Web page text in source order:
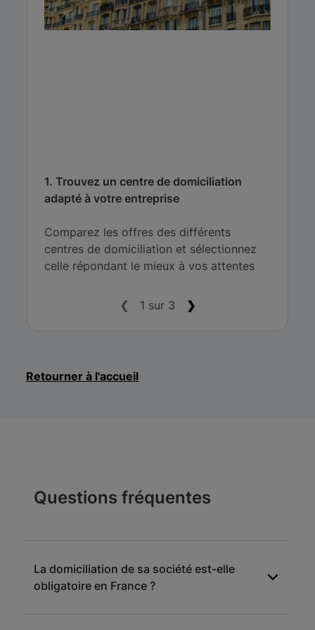
1. Trouvez un centre de domiciliation
adapté à votre entreprise
Comparez les offres des différents
centres de domiciliation et sélectionnez
celle répondant le mieux à vos attentes
❮ 1 sur 3 ❯
Retourner à l'accueil
Questions fréquentes
La domiciliation de sa société est-elle
obligatoire en France ?